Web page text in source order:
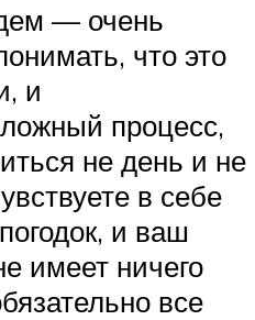
— очень
что это
и
процесс,
не день и не
в себе
и ваш
имеет ничего
все